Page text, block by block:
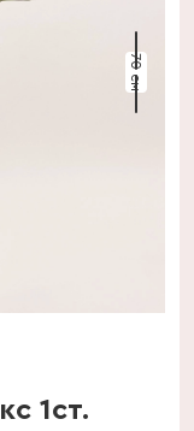
70 см
1ст.